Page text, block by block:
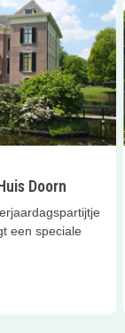
Doorn
een speciale